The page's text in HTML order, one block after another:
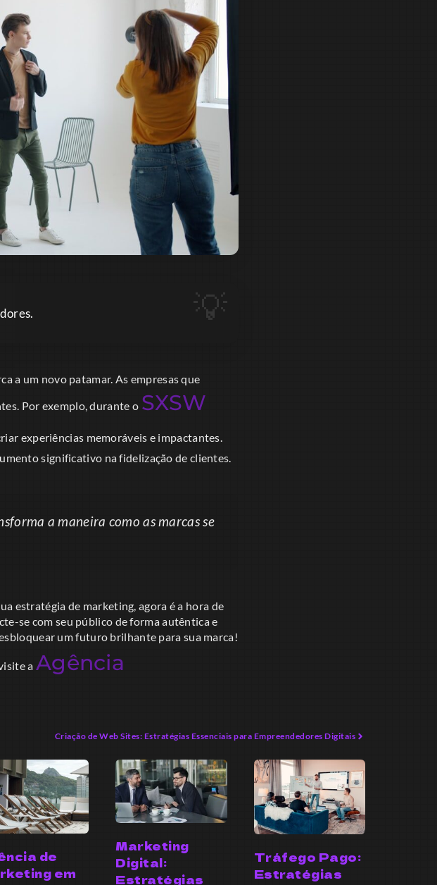
a um novo patamar. As empresas que
Por exemplo, durante o SXSW
experiências memoráveis e impactantes.
significativo na fidelização de clientes.
a maneira como as marcas se
estratégia de marketing, agora é a hora de
se com seu público de forma autêntica e
um futuro brilhante para sua marca!
a Agência
Criação de Web Sites: Estratégias Essenciais para Empreendedores Digitais
de
em
Marketing
Digital:
Estratégias
Tráfego Pago:
Estratégias